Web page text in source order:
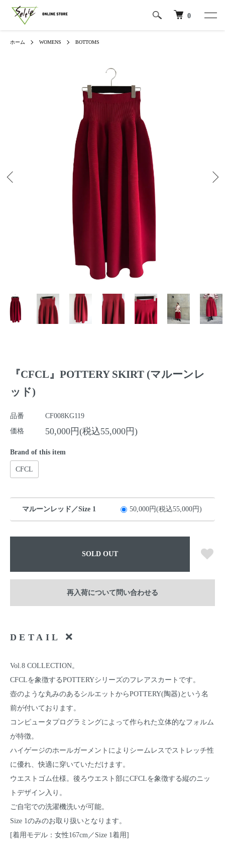
0
ホーム WOMENS BOTTOMS
『CFCL』POTTERY SKIRT (マルーンレ
ッド)
品番
CF008KG119
価格
50,000円(税込55,000円)
Brand of this item
CFCL
マルーンレッド／Size 1 50,000円(税込55,000円)
SOLD OUT
再入荷について問い合わせる
DETAIL
Vol.8 COLLECTION。
CFCLを象徴するPOTTERYシリーズのフレアスカートです。
壺のような丸みのあるシルエットからPOTTERY(陶器)という名
前が付いております。
コンピュータプログラミングによって作られた立体的なフォルム
が特徴。
ハイゲージのホールガーメントによりシームレスでストレッチ性
に優れ、快適に穿いていただけます。
ウエストゴム仕様。後ろウエスト部にCFCLを象徴する縦のニッ
トデザイン入り。
ご自宅での洗濯機洗いが可能。
Size 1のみのお取り扱いとなります。
[着用モデル：女性167cm／Size 1着用]